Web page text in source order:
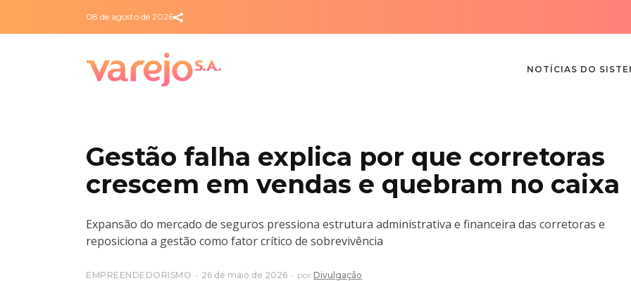
08 de agosto de 2026
NOTÍCIAS DO
Gestão falha explica por que corretoras
crescem em vendas e quebram no caixa
Expansão do mercado de seguros pressiona estrutura administrativa e financeira das corretoras e
reposiciona a gestão como fator crítico de sobrevivência
EMPREENDEDORISMO 26 de maio de 2026 por Divulgação